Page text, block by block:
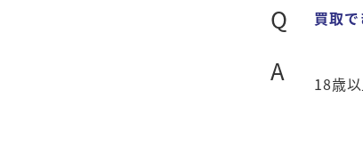
Q 買取で
A 18歳